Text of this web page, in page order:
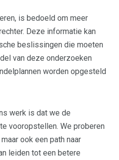
is bedoeld om meer
Deze informatie kan
beslissingen die moeten
van deze onderzoeken
worden opgesteld
werk is dat we de
vooropstellen. We proberen
ook een path naar
leiden tot een betere